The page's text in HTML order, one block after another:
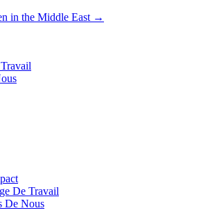
in the Middle East →
De Travail
De Nous